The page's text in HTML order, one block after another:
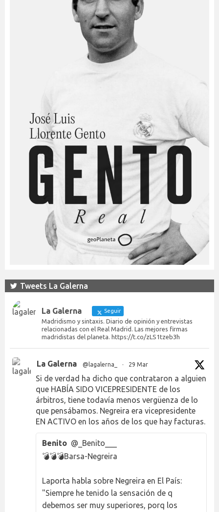
Tweets La Galerna
La Galerna Seguir
Madridismo y sintaxis. Diario de opinión y entrevistas
relacionadas con el Real Madrid. Las mejores firmas
madridistas del planeta. https://t.co/zLS1tzeb3h
La Galerna @lagalerna_ · 29 Mar
Si de verdad ha dicho que contrataron a alguien
que HABÍA SIDO VICEPRESIDENTE de los
árbitros, tiene todavía menos vergüenza de lo
que pensábamos. Negreira era vicepresidente
EN ACTIVO en los años de los que hay facturas.
Benito @_Benito___
💣💣💣Barsa-Negreira
Laporta habla sobre Negreira en El País:
"Siempre he tenido la sensación de q
debemos ser muy superiores, porq los